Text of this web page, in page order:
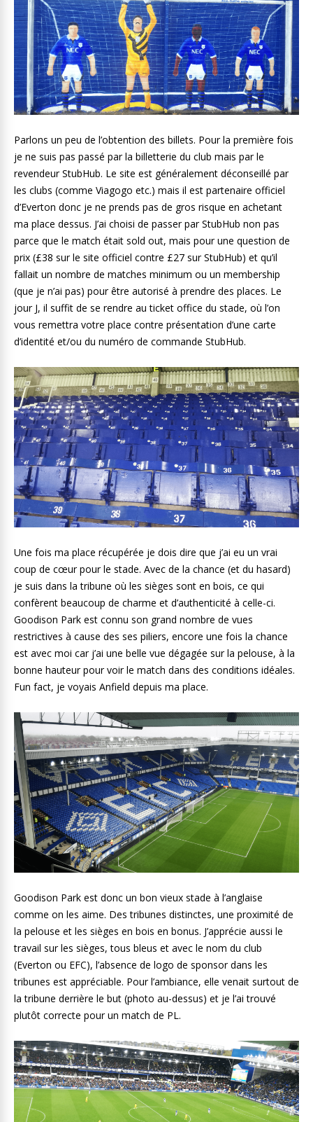
Parlons un peu de l’obtention des billets. Pour la première fois
je ne suis pas passé par la billetterie du club mais par le
revendeur StubHub. Le site est généralement déconseillé par
les clubs (comme Viagogo etc.) mais il est partenaire officiel
d’Everton donc je ne prends pas de gros risque en achetant
ma place dessus. J’ai choisi de passer par StubHub non pas
parce que le match était sold out, mais pour une question de
prix (£38 sur le site officiel contre £27 sur StubHub) et qu’il
fallait un nombre de matches minimum ou un membership
(que je n’ai pas) pour être autorisé à prendre des places. Le
jour J, il suffit de se rendre au ticket office du stade, où l’on
vous remettra votre place contre présentation d’une carte
d’identité et/ou du numéro de commande StubHub.
Une fois ma place récupérée je dois dire que j’ai eu un vrai
coup de cœur pour le stade. Avec de la chance (et du hasard)
je suis dans la tribune où les sièges sont en bois, ce qui
confèrent beaucoup de charme et d’authenticité à celle-ci.
Goodison Park est connu son grand nombre de vues
restrictives à cause des ses piliers, encore une fois la chance
est avec moi car j’ai une belle vue dégagée sur la pelouse, à la
bonne hauteur pour voir le match dans des conditions idéales.
Fun fact, je voyais Anfield depuis ma place.
Goodison Park est donc un bon vieux stade à l’anglaise
comme on les aime. Des tribunes distinctes, une proximité de
la pelouse et les sièges en bois en bonus. J’apprécie aussi le
travail sur les sièges, tous bleus et avec le nom du club
(Everton ou EFC), l’absence de logo de sponsor dans les
tribunes est appréciable. Pour l’ambiance, elle venait surtout de
la tribune derrière le but (photo au-dessus) et je l’ai trouvé
plutôt correcte pour un match de PL.